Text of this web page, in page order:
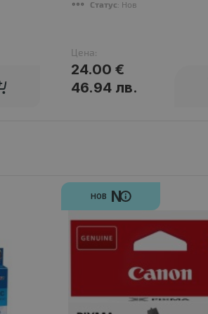
Статус: Нов
Цена:
24.00 €
46.94 лв.
НОВ N